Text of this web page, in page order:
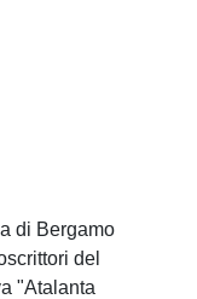
di Bergamo
del
"Atalanta